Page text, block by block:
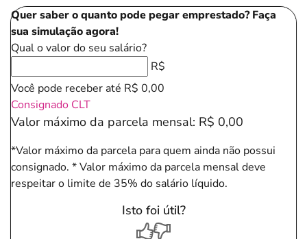
Quer saber o quanto pode pegar emprestado? Faça
sua simulação agora!
Qual o valor do seu salário?
R$
Você pode receber até R$ 0,00
Consignado CLT
Valor máximo da parcela mensal: R$ 0,00
*Valor máximo da parcela para quem ainda não possui
consignado. * Valor máximo da parcela mensal deve
respeitar o limite de 35% do salário líquido.
Isto foi útil?